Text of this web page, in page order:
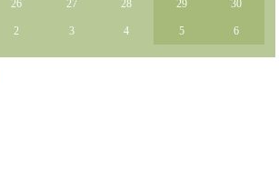
26 27 28 29 30
2 3 4 5 6